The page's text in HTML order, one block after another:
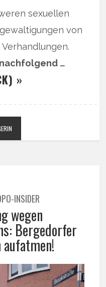
sexuellen
von
…
»
INSIDER
wegen
Bergedorfer